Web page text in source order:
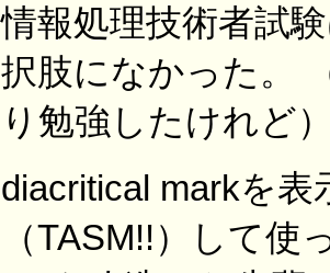
情報処理技術者試
択肢になかった。
り勉強したけれど
diacritical markを
（TASM!!）して使